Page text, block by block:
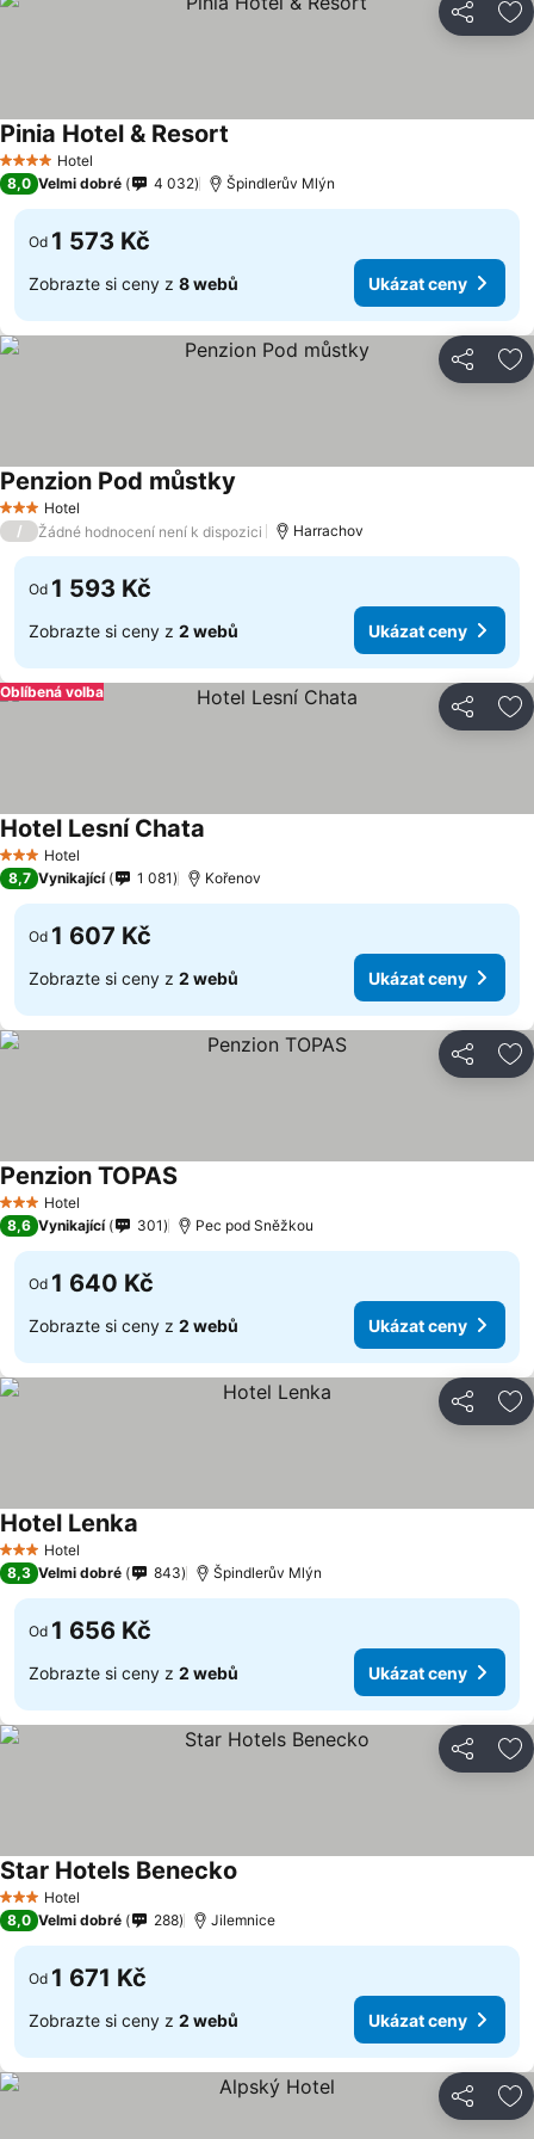
Sdílet
4 Počet hvězdiček
Hotel
Pinia Hotel & Resort
8,0 Velmi dobré 4 032 Špindlerův Mlýn
Od 1 573 Kč
Zobrazte si ceny z 8 webů Ukázat ceny
Sdílet
3 Počet hvězdiček
Hotel
Penzion Pod můstky
/ Žádné hodnocení není k dispozici Harrachov
Od 1 593 Kč
Zobrazte si ceny z 2 webů Ukázat ceny
Sdílet
Oblíbená volba
3 Počet hvězdiček
Hotel
Hotel Lesní Chata
8,7 Vynikající 1 081 Kořenov
Od 1 607 Kč
Zobrazte si ceny z 2 webů Ukázat ceny
Sdílet
3 Počet hvězdiček
Hotel
Penzion TOPAS
8,6 Vynikající 301 Pec pod Sněžkou
Od 1 640 Kč
Zobrazte si ceny z 2 webů Ukázat ceny
Sdílet
3 Počet hvězdiček
Hotel
Hotel Lenka
8,3 Velmi dobré 843 Špindlerův Mlýn
Od 1 656 Kč
Zobrazte si ceny z 2 webů Ukázat ceny
Sdílet
3 Počet hvězdiček
Hotel
Star Hotels Benecko
8,0 Velmi dobré 288 Jilemnice
Od 1 671 Kč
Zobrazte si ceny z 2 webů Ukázat ceny
Sdílet